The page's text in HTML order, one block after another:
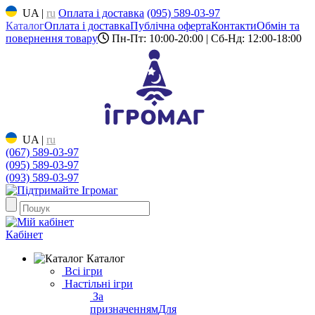
UA | ru Оплата і доставка (095) 589-03-97
КаталогОплата і доставкаПублічна офертаКонтактиОбмін та
повернення товару
Пн-Пт: 10:00-20:00 | Сб-Нд: 12:00-18:00
UA | ru
(067) 589-03-97
(095) 589-03-97
(093) 589-03-97
Кабінет
Каталог
Всі ігри
Настільні ігри
За
призначеннямДля